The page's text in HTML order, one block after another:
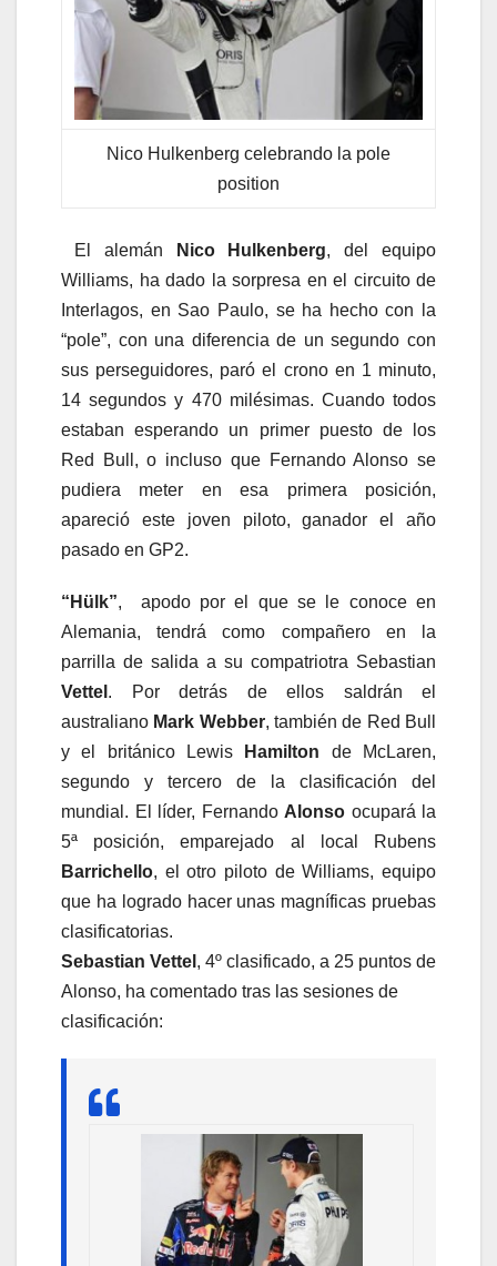
Nico Hulkenberg celebrando la pole
position
El alemán Nico Hulkenberg, del equipo
Williams, ha dado la sorpresa en el circuito de
Interlagos, en Sao Paulo, se ha hecho con la
“pole”, con una diferencia de un segundo con
sus perseguidores, paró el crono en 1 minuto,
14 segundos y 470 milésimas. Cuando todos
estaban esperando un primer puesto de los
Red Bull, o incluso que Fernando Alonso se
pudiera meter en esa primera posición,
apareció este joven piloto, ganador el año
pasado en GP2.
“Hülk”, apodo por el que se le conoce en
Alemania, tendrá como compañero en la
parrilla de salida a su compatriotra Sebastian
Vettel . Por detrás de ellos saldrán el
australiano Mark Webber, también de Red Bull
y el británico Lewis
Hamilton de McLaren,
segundo y tercero de la clasificación del
mundial. El líder, Fernando Alonso ocupará la
5ª posición, emparejado al local Rubens
Barrichello, el otro piloto de Williams, equipo
que ha logrado hacer unas magníficas pruebas
clasificatorias.
Sebastian Vettel , 4º clasificado, a 25 puntos de
Alonso, ha comentado tras las sesiones de
clasificación: